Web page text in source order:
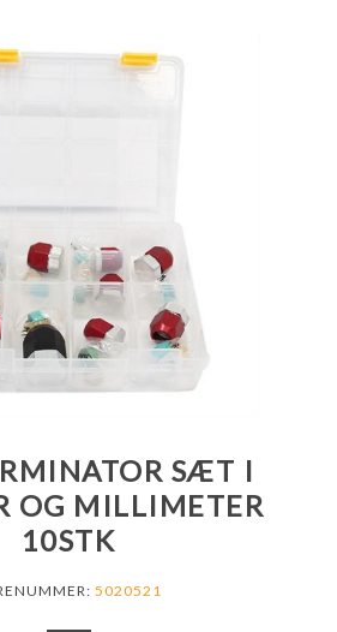
SÆT I
OG MILLIMETER
10STK
5020521